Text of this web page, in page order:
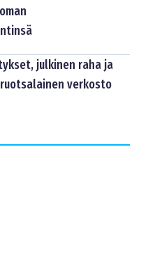
julkinen raha ja
verkosto